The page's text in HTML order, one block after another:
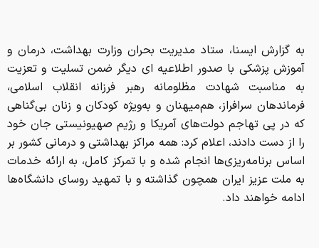
به گزارش ایسنا، ستاد مدیریت بحران وزارت بهداشت، درمان و
آموزش پزشکی با صدور اطلاعیه ای دیگر ضمن تسلیت و تعزیت
به مناسبت شهادت مظلومانه رهبر فرزانه انقلاب اسلامی،
فرماندهان سرافراز، هم‌میهنان و به‌ویژه کودکان و زنان بی‌گناهی
که در پی تهاجم دولت‌های آمریکا و رژیم صهیونیستی جان خود
را از دست دادند، اعلام کرد: همه مراکز بهداشتی و درمانی کشور بر
اساس برنامه‌ریزی‌ها انجام شده و با تمرکز کامل، به ارائه خدمات
به ملت عزیز ایران همچون گذاشته و با تمهید روسای دانشگاه‌ها
ادامه خواهند داد.